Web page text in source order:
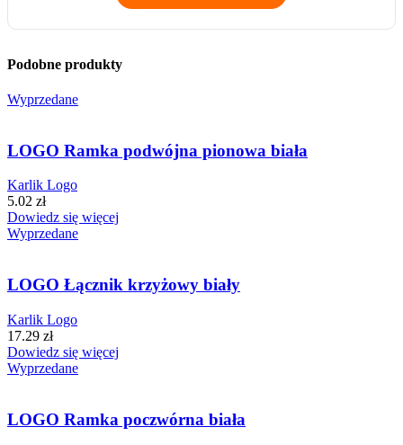
Podobne produkty
Wyprzedane
LOGO Ramka podwójna pionowa biała
Karlik Logo
5.02 zł
Dowiedz się więcej
Wyprzedane
LOGO Łącznik krzyżowy biały
Karlik Logo
17.29 zł
Dowiedz się więcej
Wyprzedane
LOGO Ramka poczwórna biała